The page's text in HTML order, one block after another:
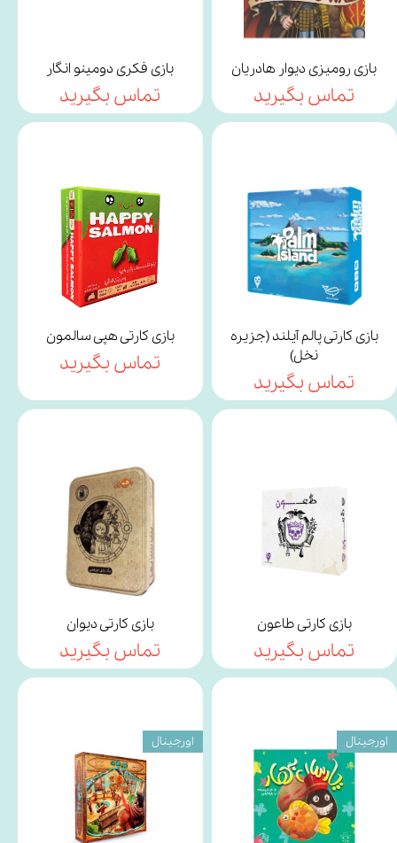
بازی رومیزی دیوار هادریان
تماس بگیرید
بازی فکری دومینو انگار
تماس بگیرید
بازی کارتی پالم آیلند (جزیره
نخل)
تماس بگیرید
بازی کارتی هپی سالمون
تماس بگیرید
بازی کارتی طاعون
تماس بگیرید
بازی کارتی دیوان
تماس بگیرید
اورجینال اورجینال